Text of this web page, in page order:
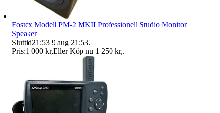
Fostex Modell PM-2 MKII Professionell Studio Monitor
Speaker
Sluttid21:53 9 aug 21:53.
Pris:1 000 kr,Eller Köp nu 1 250 kr,.